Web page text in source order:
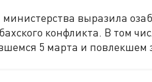
выразила
конфликта. В том
5 марта и повлекшем